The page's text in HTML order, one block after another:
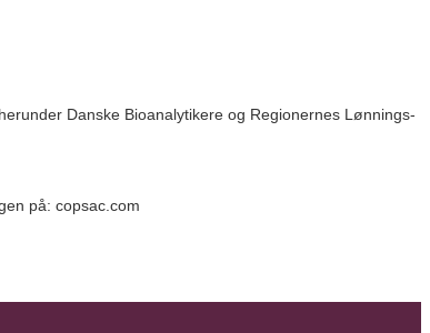
Danske Bioanalytikere og Regionernes Lønnings-
på: copsac.com